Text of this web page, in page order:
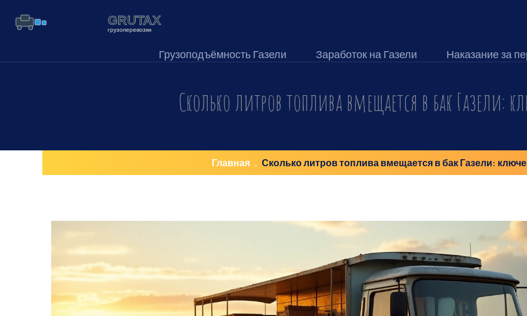
Грузоподъёмность Газели Заработок на Газели Наказание за
Сколько литров топлива вмещается в бак Газели:
Главная Сколько литров топлива вмещается в бак Газели: